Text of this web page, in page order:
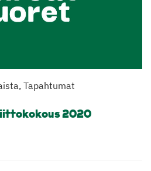
Tapahtumat
2020